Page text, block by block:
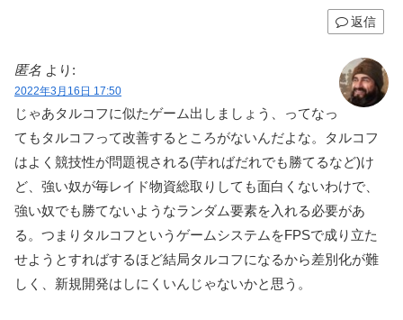
返信
匿名 より:
2022年3月16日 17:50
じゃあタルコフに似たゲーム出しましょう、ってなっ
てもタルコフって改善するところがないんだよな。タルコフ
はよく競技性が問題視される(芋ればだれでも勝てるなど)け
ど、強い奴が毎レイド物資総取りしても面白くないわけで、
強い奴でも勝てないようなランダム要素を入れる必要があ
る。つまりタルコフというゲームシステムをFPSで成り立た
せようとすればするほど結局タルコフになるから差別化が難
しく、新規開発はしにくいんじゃないかと思う。